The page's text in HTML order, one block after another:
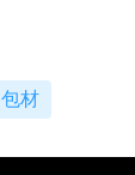
包材